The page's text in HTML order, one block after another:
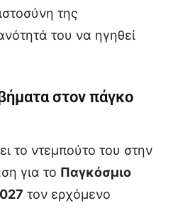
της
του να ηγηθεί
στον πάγκο
το ντεμπούτο του στην
για το Παγκόσμιο
τον ερχόμενο